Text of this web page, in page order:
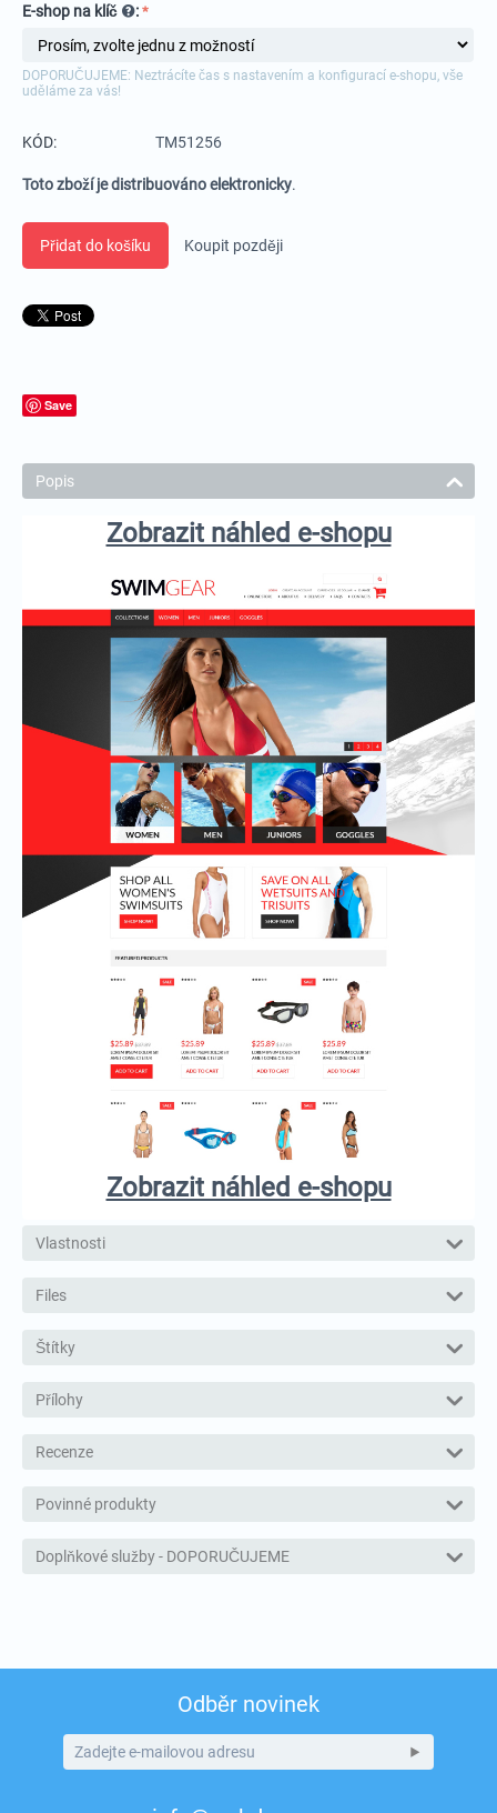
E-shop na klíč :
DOPORUČUJEME: Neztrácíte čas s nastavením a konfigurací e-shopu, vše
uděláme za vás!
KÓD: TM51256
Toto zboží je distribuováno elektronicky.
Přidat do košíku Koupit později
Save
Popis
Zobrazit náhled e-shopu
Zobrazit náhled e-shopu
Vlastnosti
Files
Štítky
Přílohy
Recenze
Povinné produkty
Doplňkové služby - DOPORUČUJEME
Odběr novinek